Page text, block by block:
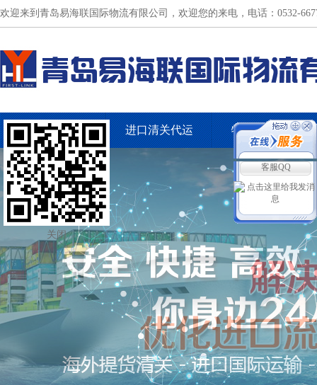
欢迎来到青岛易海联国际物流有限公司，欢迎您的来电，电话：0532-
国际货运服务 进口清关代运 特色物流案例
客服QQ
关闭